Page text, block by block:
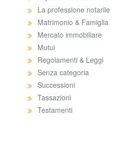
La professione notarile
Matrimonio & Famiglia
Mercato immobiliare
Mutui
Regolamenti & Leggi
Senza categoria
Successioni
Tassazioni
Testamenti